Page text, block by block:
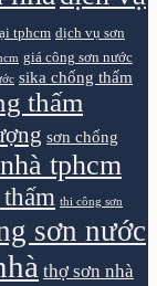
tphcm dịch vụ sơn
giá công sơn nước
sika chống thấm
thấm
sơn chống
tphcm
thi công sơn
sơn nước
thợ sơn nhà